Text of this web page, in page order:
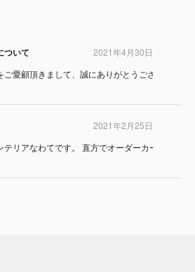
ついて
2021年4月30日
愛顧頂きまして、誠にありがとうございます
2021年2月25日
リアなわてです。 直方でオーダーカーテンな